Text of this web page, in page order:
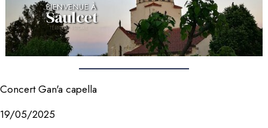
BIENVENUE À
Saulcet
TERRE D'HISTOIRE
Concert Gan'a capella
19/05/2025